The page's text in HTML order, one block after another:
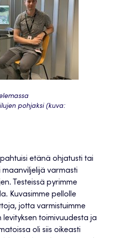
pohjaksi (kuva:
etänä ohjatusti tai
varmasti
Testeissä pyrimme
Kuvasimme pellolle
jotta varmistuimme
toimivuudesta ja
oli siis oikeasti